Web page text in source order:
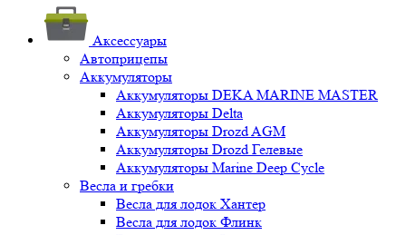
Аксессуары
Автоприцепы
Аккумуляторы
Аккумуляторы DEKA MARINE MASTER
Аккумуляторы Delta
Аккумуляторы Drozd AGM
Аккумуляторы Drozd Гелевые
Аккумуляторы Marine Deep Cycle
Весла и гребки
Весла для лодок Хантер
Весла для лодок Флинк